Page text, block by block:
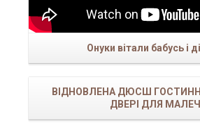
Онуки вітали бабусь і
ВІДНОВЛЕНА ДЮСШ
ДВЕРІ ДЛЯ МАЛЕЧІ